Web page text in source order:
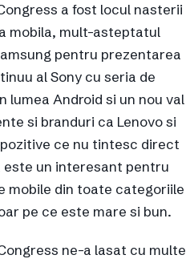
a fost locul nasterii
mobila, mult-asteptatul
pentru prezentarea
al Sony cu seria de
lumea Android si un nou val
si branduri ca Lenovo si
ce nu tintesc direct
este un interesant pentru
mobile din toate categoriile
pe ce este mare si bun.
ne-a lasat cu multe